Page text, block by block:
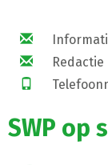
Redactie
SWP op